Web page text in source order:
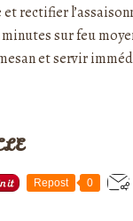
rectifier
sur feu
et servir
Repost 0